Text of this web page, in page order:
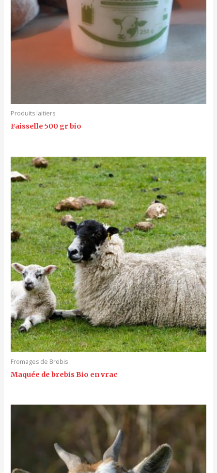
Produits laitiers
Faisselle 500 gr bio
Fromages de Brebis
Maquée de brebis Bio en vrac